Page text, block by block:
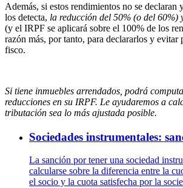
Además, si estos rendimientos no se declaran
los detecta, la reducción del 50% (o del 60%)
(y el IRPF se aplicará sobre el 100% de los
razón más, por tanto, para declararlos y evitar
fisco.
Si tiene inmuebles arrendados, podrá
reducciones en su IRPF. Le ayudaremos a
tributación sea lo más ajustada posible.
Sociedades instrumentales:
La sanción por tener una sociedad
calcularse sobre la diferencia entre la
el socio y la cuota satisfecha por la